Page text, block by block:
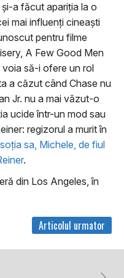
a făcut apariţia la o
mai influenţi cineaşti
pentru filme
A Few Good Men
voia să-i ofere un rol
a căzut când Chase nu
Jr. nu a mai văzut-o
ucide într-un mod sau
regizorul a murit în
sa, Michele, de fiul
.
din Los Angeles, în
Articolul urmator